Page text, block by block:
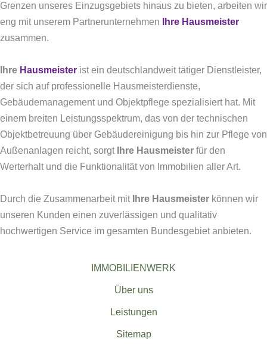
Grenzen unseres Einzugsgebiets hinaus zu bieten, arbeiten wir
eng mit unserem Partnerunternehmen
Ihre Hausmeister
zusammen.
Ihre Hausmeister ist ein deutschlandweit tätiger Dienstleister,
der sich auf professionelle Hausmeisterdienste,
Gebäudemanagement und Objektpflege spezialisiert hat. Mit
einem breiten Leistungsspektrum, das von der technischen
Objektbetreuung über Gebäudereinigung bis hin zur Pflege von
Außenanlagen reicht, sorgt Ihre Hausmeister für den
Werterhalt und die Funktionalität von Immobilien aller Art.
Durch die Zusammenarbeit mit Ihre Hausmeister können wir
unseren Kunden einen zuverlässigen und qualitativ
hochwertigen Service im gesamten Bundesgebiet anbieten.
IMMOBILIENWERK
Über uns
Leistungen
Sitemap